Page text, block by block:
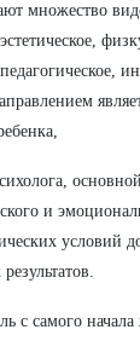
множество
и
условий
с самого